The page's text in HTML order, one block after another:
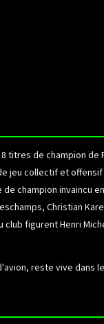
titres de champion de
jeu collectif et
champion invaincu
Christian
figurent Henri
reste vive